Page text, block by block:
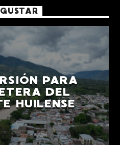
PARA
DEL
HUILENSE